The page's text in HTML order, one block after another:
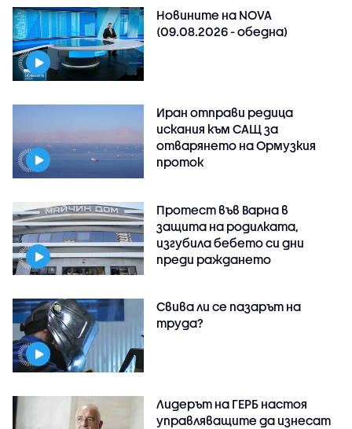
Новините на NOVA
(09.08.2026 - обедна)
Иран отправи редица
искания към САЩ за
отварянето на Ормузкия
проток
Протест във Варна в
защита на родилката,
изгубила бебето си дни
преди раждането
Свива ли се пазарът на
труда?
Лидерът на ГЕРБ настоя
управляващите да изнесат